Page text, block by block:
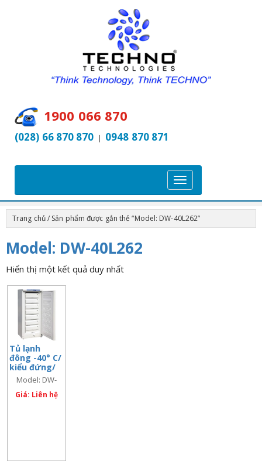
1900 066 870
(028) 66 870 870 | 0948 870 871
T
o
g
g
Trang chủ/ Sản phẩm được gắn thẻ “Model: DW-40L262”
Model: DW-40L262
Hiển thị một kết quả duy nhất
Tủ lạnh
đông -40° C/
kiểu đứng/
262 lít,
Model: DW-
40L262
Model: DW-
40L262
Giá: Liên hệ